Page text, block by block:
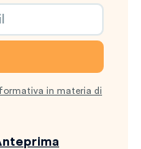
in materia di